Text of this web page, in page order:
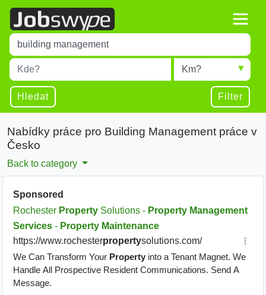
Title
Type 1 or more characters for results.
Místo
Type 1 or more characters for results.
Radius
Hledat Filter
Nabídky práce pro Building Management práce v
Česko
Back to category